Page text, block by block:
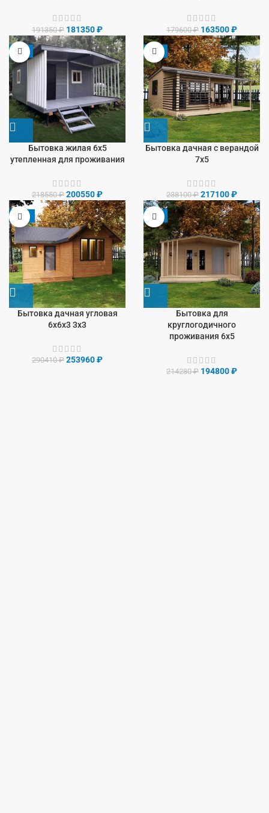
191350₽ 181350₽ 179600₽ 163500₽
-8%
Бытовка жилая 6х5
утепленная для проживания
218550₽ 200550₽
-9%
Бытовка дачная с верандой
7х5
238100₽ 217100₽
-13%
Бытовка дачная угловая
6х6х3 3х3
290410₽ 253960₽
-9%
Бытовка для
круглогодичного
проживания 6х5
214280₽ 194800₽